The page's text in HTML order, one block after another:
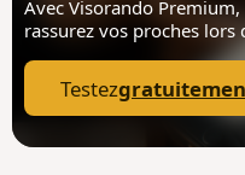
Avec Visorando
rassurez vos proches lors
Testez